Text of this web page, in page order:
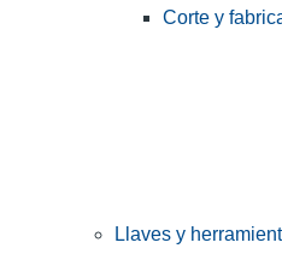
Corte y
Llaves y